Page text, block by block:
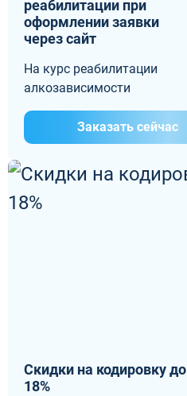
реабилитации при
оформлении заявки
через сайт
На курс реабилитации
алкозависимости
Заказать сейчас
Скидки на кодировку до
18%